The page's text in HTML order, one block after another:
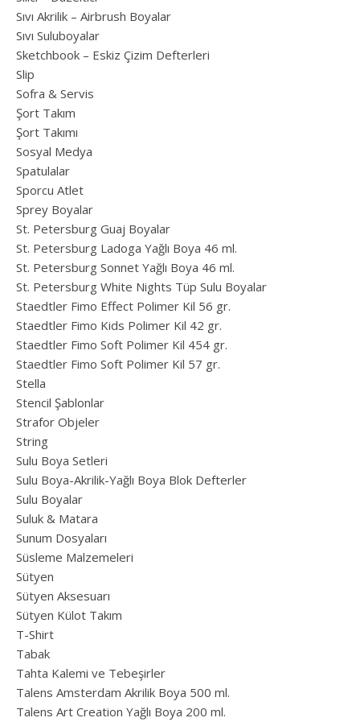
Sıvı Akrilik – Airbrush Boyalar
Sıvı Suluboyalar
Sketchbook – Eskiz Çizim Defterleri
Slip
Sofra & Servis
Şort Takım
Şort Takımı
Sosyal Medya
Spatulalar
Sporcu Atlet
Sprey Boyalar
St. Petersburg Guaj Boyalar
St. Petersburg Ladoga Yağlı Boya 46 ml.
St. Petersburg Sonnet Yağlı Boya 46 ml.
St. Petersburg White Nights Tüp Sulu Boyalar
Staedtler Fimo Effect Polimer Kil 56 gr.
Staedtler Fimo Kids Polimer Kil 42 gr.
Staedtler Fimo Soft Polimer Kil 454 gr.
Staedtler Fimo Soft Polimer Kil 57 gr.
Stella
Stencil Şablonlar
Strafor Objeler
String
Sulu Boya Setleri
Sulu Boya-Akrilik-Yağlı Boya Blok Defterler
Sulu Boyalar
Suluk & Matara
Sunum Dosyaları
Süsleme Malzemeleri
Sütyen
Sütyen Aksesuarı
Sütyen Külot Takım
T-Shirt
Tabak
Tahta Kalemi ve Tebeşirler
Talens Amsterdam Akrilik Boya 500 ml.
Talens Art Creation Yağlı Boya 200 ml.